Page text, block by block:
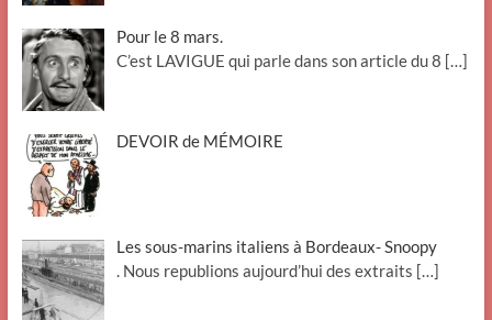
Pour le 8 mars.
C’est LAVIGUE qui parle dans son article du 8 […]
DEVOIR de MÉMOIRE
Les sous-marins italiens à Bordeaux- Snoopy
. Nous republions aujourd’hui des extraits […]